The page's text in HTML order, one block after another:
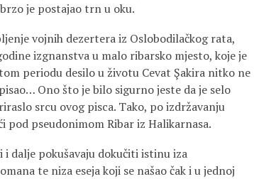
je postajao trn u oku.
vojnih dezertera iz Oslobodilačkog rata,
izgnanstva u malo ribarsko mjesto, koje je
periodu desilo u životu Cevat Şakira nitko ne
Ono što je bilo sigurno jeste da je selo
srcu ovog pisca. Tako, po izdržavanju
pod pseudonimom Ribar iz Halikarnasa.
dalje pokušavaju dokučiti istinu iza
te niza eseja koji se našao čak i u jednoj